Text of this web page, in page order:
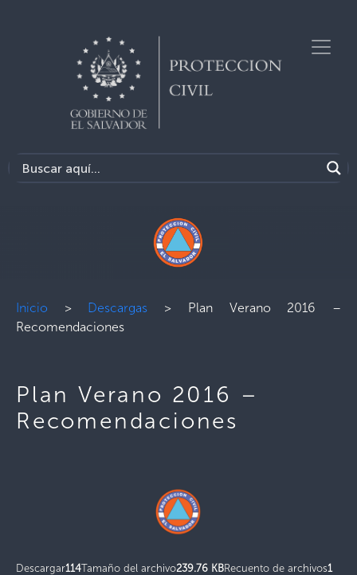
Inicio > Descargas > Plan Verano 2016 –
Recomendaciones
Plan Verano 2016 –
Recomendaciones
Descargar114Tamaño del archivo239.76 KBRecuento de archivos1